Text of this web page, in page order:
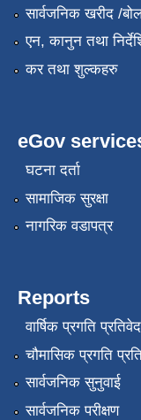
सार्वजनिक खरीद /
एन, कानुन तथा
कर तथा शुल्कहरु
eGov
घटना दर्ता
सामाजिक सुरक्षा
नागरिक वडापत्र
Reports
वार्षिक प्रगति
चौमासिक प्रगति
सार्वजनिक सुनुवाई
सार्वजनिक परीक्षण